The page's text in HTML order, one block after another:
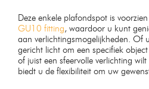
Deze enkele plafondspot is
GU10 fitting, waardoor u kunt
aan verlichtingsmogelijkheden. Of
gericht licht om een specifiek
of juist een sfeervolle verlichting
biedt u de flexibiliteit om uw